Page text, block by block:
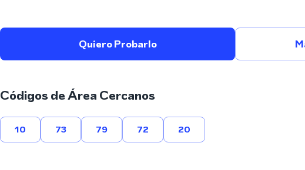
Quiero Probarlo
Códigos de Área Cercanos
10 73 79 72 20